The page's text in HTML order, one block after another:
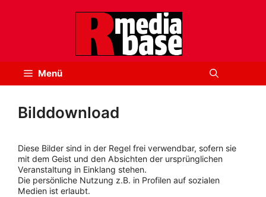
Menü
Bilddownload
Diese Bilder sind in der Regel frei verwendbar, sofern sie
mit dem Geist und den Absichten der ursprünglichen
Veranstaltung in Einklang stehen.
Die persönliche Nutzung z.B. in Profilen auf sozialen
Medien ist erlaubt.